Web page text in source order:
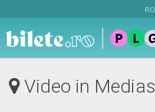
RO
Video in Medias